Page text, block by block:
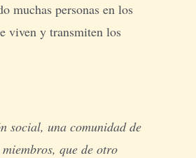
muchas personas en los
viven y transmiten los
social, una comunidad de
que de otro